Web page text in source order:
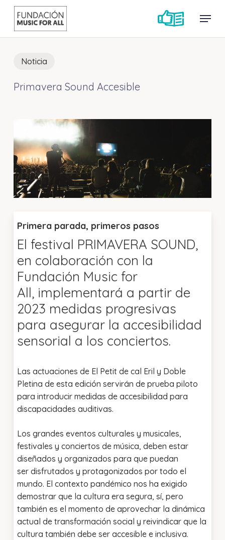
Skip
main
Menu
Noticia
Primavera Sound Accesible
Primera parada, primeros pasos
El festival PRIMAVERA SOUND,
en colaboración con la
Fundación Music for
All, implementará a partir de
2023 medidas progresivas
para asegurar la accesibilidad
sensorial a los conciertos.
Las actuaciones de El Petit de cal Eril y Doble
Pletina de esta edición servirán de prueba piloto
para introducir medidas de accesibilidad para
discapacidades auditivas.
Los grandes eventos culturales y musicales,
festivales y conciertos de música, deben estar
diseñados y organizados para que puedan
ser disfrutados y protagonizados por todo el
mundo. El contexto pandémico nos ha exigido
demostrar que la cultura era segura, sí, pero
también es el momento de aprovechar la dinámica
actual de transformación social y reivindicar que la
cultura también debe ser accesible e inclusiva.